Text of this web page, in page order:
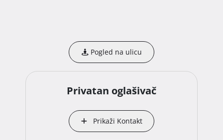
Pogled na ulicu
Privatan oglašivač
Prikaži Kontakt